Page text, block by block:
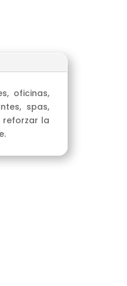
oficinas,
spas,
reforzar la